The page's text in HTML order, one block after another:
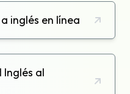
inglés en línea
al